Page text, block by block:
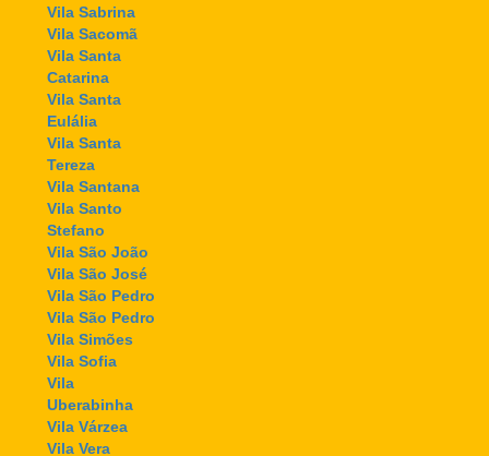
Vila Sabrina
Vila Sacomã
Vila Santa
Catarina
Vila Santa
Eulália
Vila Santa
Tereza
Vila Santana
Vila Santo
Stefano
Vila São João
Vila São José
Vila São Pedro
Vila São Pedro
Vila Simões
Vila Sofia
Vila
Uberabinha
Vila Várzea
Vila Vera